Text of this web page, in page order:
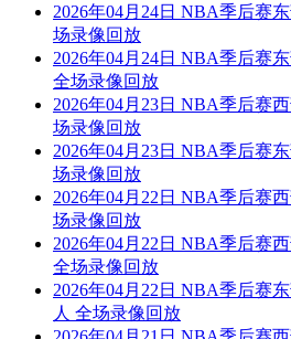
2026年04月24日 NBA季后赛
场录像回放
2026年04月24日 NBA季后赛
全场录像回放
2026年04月23日 NBA季后赛
场录像回放
2026年04月23日 NBA季后赛
场录像回放
2026年04月22日 NBA季后赛
场录像回放
2026年04月22日 NBA季后赛
全场录像回放
2026年04月22日 NBA季后赛
人 全场录像回放